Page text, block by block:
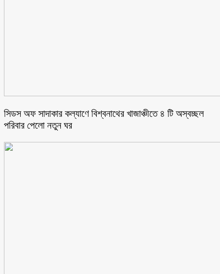
সিডস অফ সাদাকার কল্যাণে বিশ্বনাথের খাজাঞ্চীতে ৪ টি অস্বচ্ছল
পরিবার পেলো নতুন ঘর